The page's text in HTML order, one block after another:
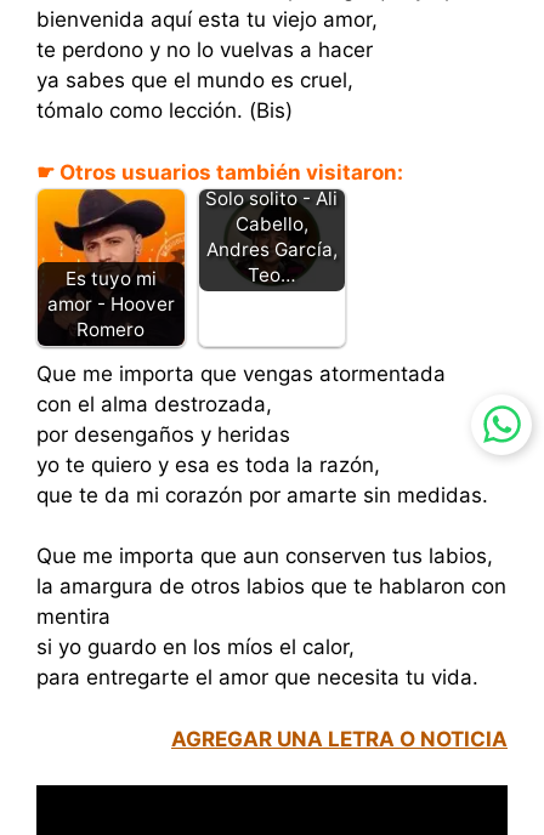
bienvenida aquí esta tu viejo amor,
te perdono y no lo vuelvas a hacer
ya sabes que el mundo es cruel,
tómalo como lección. (Bis)
☛ Otros usuarios también visitaron:
Es tuyo mi
amor - Hoover
Romero
Solo solito - Ali
Cabello,
Andres García,
Teo…
Que me importa que vengas atormentada
con el alma destrozada,
por desengaños y heridas
yo te quiero y esa es toda la razón,
que te da mi corazón por amarte sin medidas.
Que me importa que aun conserven tus labios,
la amargura de otros labios que te hablaron con
mentira
si yo guardo en los míos el calor,
para entregarte el amor que necesita tu vida.
AGREGAR UNA LETRA O NOTICIA